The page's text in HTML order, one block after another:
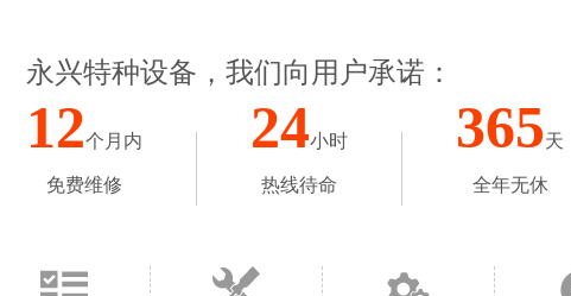
永兴特种设备，我们向用户承诺：
12个月内
免费维修
24小时
热线待命
365天
全年无休